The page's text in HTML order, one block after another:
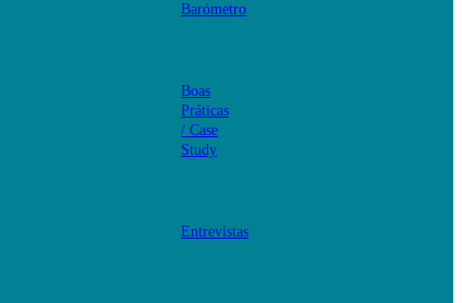
Barómetro
Boas
Práticas
/ Case
Study
Entrevistas